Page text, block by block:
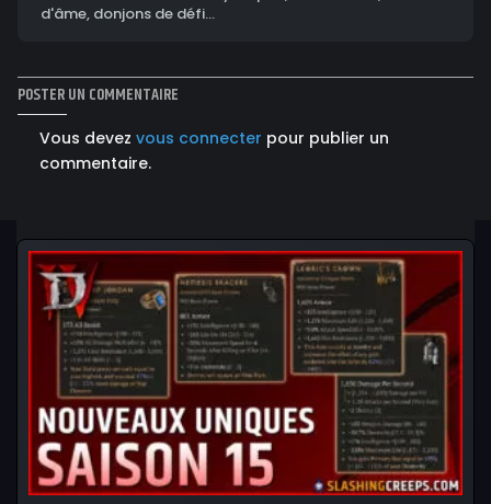
d'âme, donjons de défi...
POSTER UN COMMENTAIRE
Vous devez vous connecter pour publier un
commentaire.